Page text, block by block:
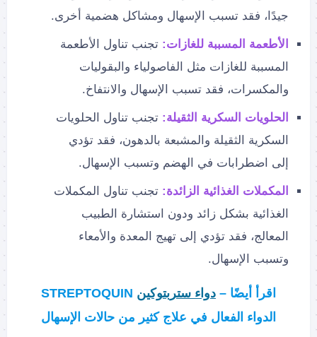
جيدًا، فقد تسبب الإسهال ومشاكل هضمية أخرى.
الأطعمة المسببة للغازات: تجنب تناول الأطعمة
المسببة للغازات مثل الفاصولياء والبقوليات
والمكسرات، فقد تسبب الإسهال والانتفاخ.
الحلويات السكرية الثقيلة: تجنب تناول الحلويات
السكرية الثقيلة والمشبعة بالدهون، فقد تؤدي
إلى اضطرابات في الهضم وتسبب الإسهال.
المكملات الغذائية الزائدة: تجنب تناول المكملات
الغذائية بشكل زائد ودون استشارة الطبيب
المعالج، فقد تؤدي إلى تهيج المعدة والأمعاء
وتسبب الإسهال.
اقرأ أيضًا – دواء ستربتوكين STREPTOQUIN
الدواء الفعال في علاج كثير من حالات الإسهال